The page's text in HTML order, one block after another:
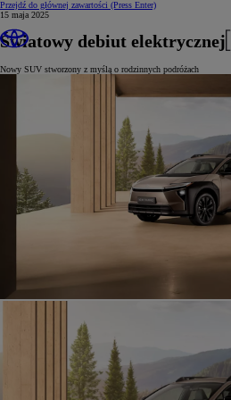
Przejdź do głównej zawartości (Press Enter)
15 maja 2025
Światowy debiut
Nowy SUV stworzony z myślą o rodzinnych podróżach